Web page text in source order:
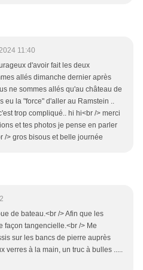
11:40
d'avoir fait les deux
allés dimanche dernier après
ne sommes allés qu'au château de
eu la "force" d'aller au Ramstein ..
trop compliqué.. hi hi<br /> merci
et tes photos je pense en parler
/> gros bisous et belle journée
de bateau.<br /> Afin que les
façon tangencielle.<br /> Me
sur les bancs de pierre auprès
verres à la main, un truc à bulles .....